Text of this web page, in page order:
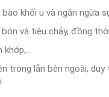
khối u và ngăn ngừa
và tiêu chảy, đồng
khớp,…
trong lẫn bên ngoài,